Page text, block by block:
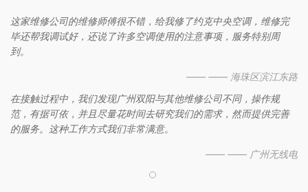
这家维修公司的维修师傅很不错，给我修了约克中央空调，维修完
毕还帮我调试好，还说了许多空调使用的注意事项，服务特别周
到。
—— —— 海珠区滨江东路
在接触过程中，我们发现广州双阳与其他维修公司不同，操作规
范，有据可依，并且尽量花时间去研究我们的需求，然而提供完善
的服务。这种工作方式我们非常满意。
—— —— 广州无线电